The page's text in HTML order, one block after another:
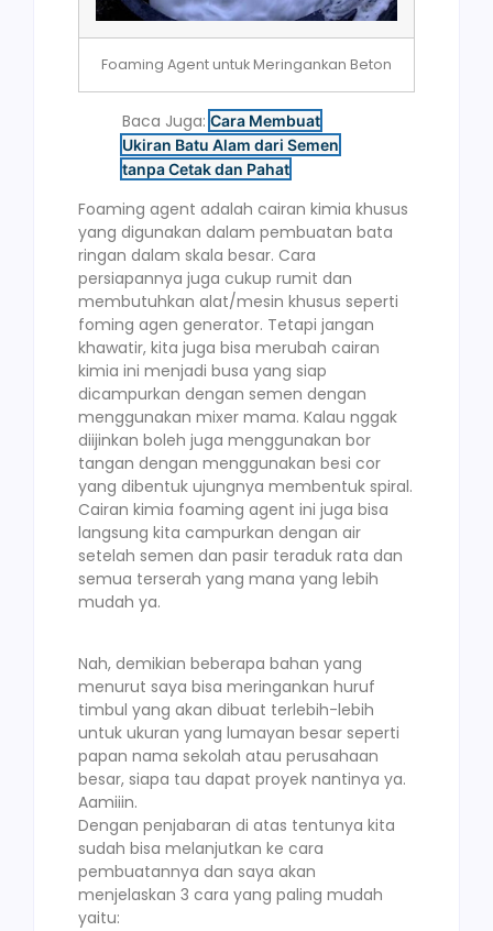
Foaming Agent untuk Meringankan Beton
Baca Juga: Cara Membuat
Ukiran Batu Alam dari Semen
tanpa Cetak dan Pahat
Foaming agent adalah cairan kimia khusus
yang digunakan dalam pembuatan bata
ringan dalam skala besar. Cara
persiapannya juga cukup rumit dan
membutuhkan alat/mesin khusus seperti
foming agen generator. Tetapi jangan
khawatir, kita juga bisa merubah cairan
kimia ini menjadi busa yang siap
dicampurkan dengan semen dengan
menggunakan mixer mama. Kalau nggak
diijinkan boleh juga menggunakan bor
tangan dengan menggunakan besi cor
yang dibentuk ujungnya membentuk spiral.
Cairan kimia foaming agent ini juga bisa
langsung kita campurkan dengan air
setelah semen dan pasir teraduk rata dan
semua terserah yang mana yang lebih
mudah ya.
Nah, demikian beberapa bahan yang
menurut saya bisa meringankan huruf
timbul yang akan dibuat terlebih-lebih
untuk ukuran yang lumayan besar seperti
papan nama sekolah atau perusahaan
besar, siapa tau dapat proyek nantinya ya.
Aamiiin.
Dengan penjabaran di atas tentunya kita
sudah bisa melanjutkan ke cara
pembuatannya dan saya akan
menjelaskan 3 cara yang paling mudah
yaitu: